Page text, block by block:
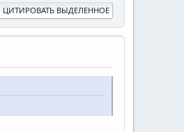
ЦИТИРОВАТЬ ВЫДЕЛЕННОЕ